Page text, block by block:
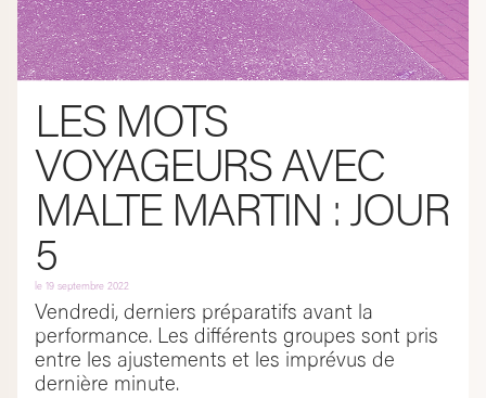
LES MOTS
VOYAGEURS AVEC
MALTE MARTIN : JOUR
5
le 19 septembre 2022
Vendredi, derniers préparatifs avant la
performance. Les différents groupes sont pris
entre les ajustements et les imprévus de
dernière minute.